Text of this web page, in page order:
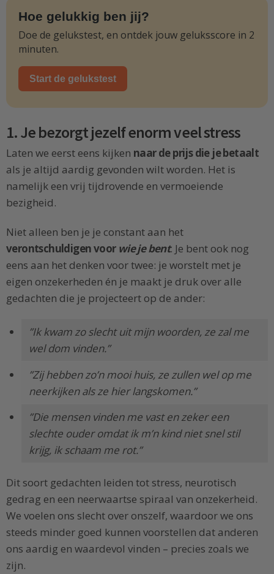
Hoe gelukkig ben jij?
Doe de gelukstest, en ontdek jouw geluksscore in 2
minuten.
Start de gelukstest
1. Je bezorgt jezelf enorm veel stress
Laten we eerst eens kijken naar de prijs die je betaalt
als je altijd aardig gevonden wilt worden. Het is
namelijk een vrij tijdrovende en vermoeiende
bezigheid.
Niet alleen ben je je constant aan het
verontschuldigen voor wie je bent. Je bent ook nog
eens aan het denken voor twee: je worstelt met je
eigen onzekerheden én je maakt je druk over alle
gedachten die je projecteert op de ander:
”Ik kwam zo slecht uit mijn woorden, ze zal me
wel dom vinden.”
”Zij hebben zo’n mooi huis, ze zullen wel op me
neerkijken als ze hier langskomen.”
”Die mensen vinden me vast en zeker een
slechte ouder omdat ik m’n kind niet snel stil
krijg, ik schaam me rot.”
Dit soort gedachten leiden tot stress, neurotisch
gedrag en een neerwaartse spiraal van onzekerheid.
We voelen ons slecht over onszelf, waardoor we ons
steeds minder goed kunnen voorstellen dat anderen
ons aardig en waardevol vinden – precies zoals we
zijn.